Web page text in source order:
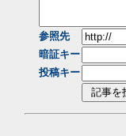
参照先
暗証キー
投稿キー